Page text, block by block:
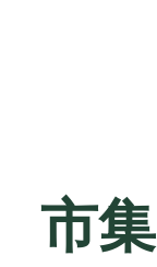
市集